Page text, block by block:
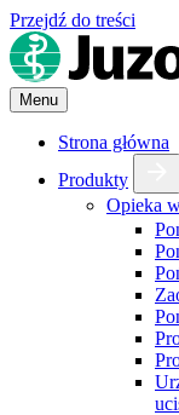
Przejdź do treści
Menu
Strona główna
Produkty
Opieka